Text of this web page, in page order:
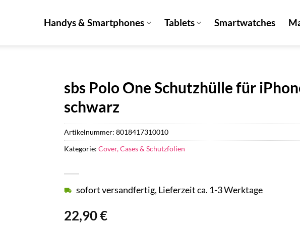
Handys & Smartphones Tablets Smartwatches
sbs Polo One Schutzhülle für
schwarz
22,90€
sofort versandfertig, Lieferzeit ca. 1-3 Werktage
Artikelnummer: 8018417310010
Kategorie: Cover, Cases & Schutzfolien